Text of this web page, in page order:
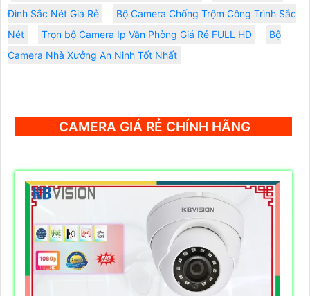
Đình Sắc Nét Giá Rẻ
Bộ Camera Chống Trộm Công Trình Sắc
Nét
Trọn bộ Camera Ip Văn Phòng Giá Rẻ FULL HD
Bộ
Camera Nhà Xưởng An Ninh Tốt Nhất
CAMERA GIÁ RẺ CHÍNH HÃNG